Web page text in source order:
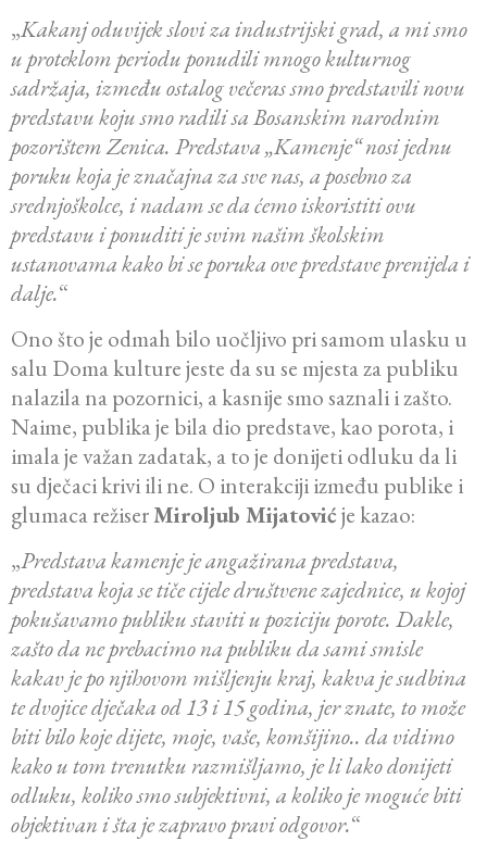
„Kakanj oduvijek slovi za industrijski grad, a mi smo
u proteklom periodu ponudili mnogo kulturnog
sadržaja, između ostalog večeras smo predstavili novu
predstavu koju smo radili sa Bosanskim narodnim
pozorištem Zenica. Predstava „Kamenje“ nosi jednu
poruku koja je značajna za sve nas, a posebno za
srednjoškolce, i nadam se da ćemo iskoristiti ovu
predstavu i ponuditi je svim našim školskim
ustanovama kako bi se poruka ove predstave prenijela i
dalje.“
Ono što je odmah bilo uočljivo pri samom ulasku u
salu Doma kulture jeste da su se mjesta za publiku
nalazila na pozornici, a kasnije smo saznali i zašto.
Naime, publika je bila dio predstave, kao porota, i
imala je važan zadatak, a to je donijeti odluku da li
su dječaci krivi ili ne. O interakciji između publike i
glumaca režiserMiroljub Mijatovićje kazao:
„Predstava kamenje je angažirana predstava,
predstava koja se tiče cijele društvene zajednice, u kojoj
pokušavamo publiku staviti u poziciju porote. Dakle,
zašto da ne prebacimo na publiku da sami smisle
kakav je po njihovom mišljenju kraj, kakva je sudbina
te dvojice dječaka od 13 i 15 godina, jer znate, to može
biti bilo koje dijete, moje, vaše, komšijino.. da vidimo
kako u tom trenutku razmišljamo, je li lako donijeti
odluku, koliko smo subjektivni, a koliko je moguće biti
objektivan i šta je zapravo pravi odgovor.“